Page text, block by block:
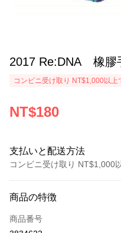
2017 Re:DNA 橡膠
コンビニ受け取り NT$1,000以上
NT$180
支払いと配送方法
コンビニ受け取り NT$1,000
クレジットカード1回払い
コンビニ店頭代金引換
商品の特徴
商品番号